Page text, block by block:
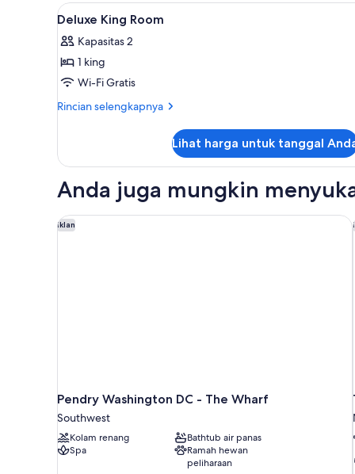
kamar
Lihat
semua
foto
untuk
Deluxe
King
Seprai Frette Italia, seprai
4
Deluxe King Room
Kapasitas 2
1 king
Wi-Fi Gratis
Rincian selengkapnya
Rincian
Deluxe
Room
Lihat harga untuk tanggal
Anda juga mungkin
Iklan
Pendry Washington DC - The Wharf
Southwest
Kolam renang
Bathtub air panas
Spa
Ramah hewan
peliharaan
Pendry Washington DC - The Wharf